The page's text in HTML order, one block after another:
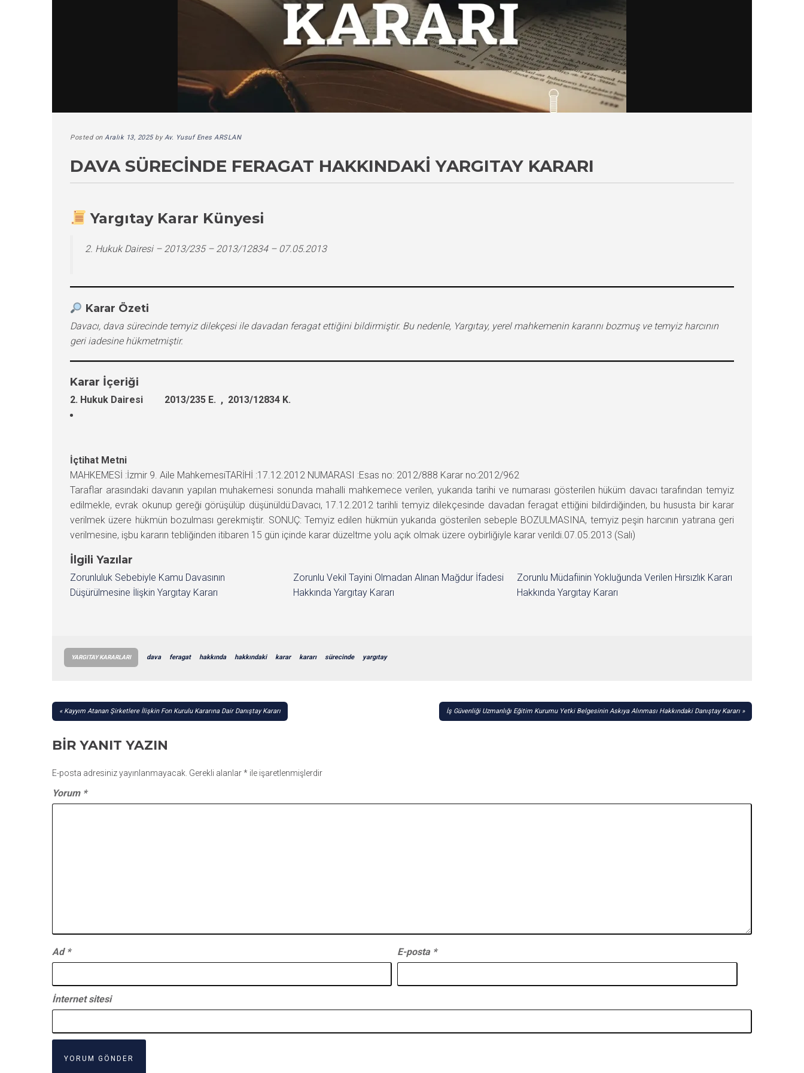
Posted on Aralık 13, 2025byAv. Yusuf Enes ARSLAN
DAVA SÜRECINDE FERAGAT HAKKINDAKI YARGITAY KARARI
Yargıtay Karar Künyesi
2. Hukuk Dairesi – 2013/235 – 2013/12834 – 07.05.2013
Karar Özeti
Davacı, dava sürecinde temyiz dilekçesi ile davadan feragat ettiğini bildirmiştir. Bu nedenle, Yargıtay, yerel mahkemenin kararını bozmuş ve temyiz harcının
geri iadesine hükmetmiştir.
Karar İçeriği
2. Hukuk Dairesi 2013/235 E. , 2013/12834 K.
İçtihat Metni
MAHKEMESİ :İzmir 9. Aile MahkemesiTARİHİ :17.12.2012 NUMARASI :Esas no: 2012/888 Karar no:2012/962
Taraflar arasındaki davanın yapılan muhakemesi sonunda mahalli mahkemece verilen, yukarıda tarihi ve numarası gösterilen hüküm davacı tarafından temyiz
edilmekle, evrak okunup gereği görüşülüp düşünüldü:Davacı, 17.12.2012 tarihli temyiz dilekçesinde davadan feragat ettiğini bildirdiğinden, bu hususta bir karar
verilmek üzere hükmün bozulması gerekmiştir. SONUÇ: Temyiz edilen hükmün yukarıda gösterilen sebeple BOZULMASINA, temyiz peşin harcının yatırana geri
verilmesine, işbu kararın tebliğinden itibaren 15 gün içinde karar düzeltme yolu açık olmak üzere oybirliğiyle karar verildi.07.05.2013 (Salı)
İlgili Yazılar
Zorunluluk Sebebiyle Kamu Davasının
Düşürülmesine İlişkin Yargıtay Kararı
Zorunlu Vekil Tayini Olmadan Alınan Mağdur İfadesi
Hakkında Yargıtay Kararı
Zorunlu Müdafiinin Yokluğunda Verilen Hırsızlık Kararı
Hakkında Yargıtay Kararı
YARGITAY KARARLARI dava feragat hakkında hakkındaki karar kararı sürecinde yargıtay
YAZI
Kayyım Atanan Şirketlere İlişkin Fon Kurulu Kararına Dair Danıştay Kararı İş Güvenliği Uzmanlığı Eğitim Kurumu Yetki Belgesinin Askıya Alınması Hakkındaki Danıştay Kararı
BIR YANIT YAZIN
E-posta adresiniz yayınlanmayacak. Gerekli alanlar* ile işaretlenmişlerdir
Yorum *
Ad * E-posta *
İnternet sitesi